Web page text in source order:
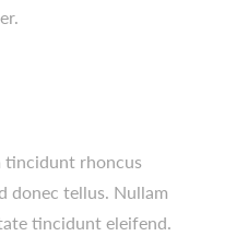
tincidunt rhoncus
donec tellus. Nullam
tincidunt eleifend.